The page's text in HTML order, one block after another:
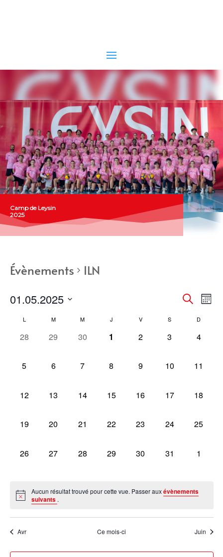
Camp de Leysin
2025
Évènements 1LN
Recherche
de
Mois
01.05.2025
date.
Calendrier
de
L M M J V S D
0
28
0
29
0
30
0
1
0
2
0
3
0
4
0
5
0
6
0
7
0
8
0
9
0
10
0
11
0
12
0
13
0
14
0
15
0
16
0
17
0
18
0
19
0
20
0
21
0
22
0
23
0
24
0
25
0
26
0
27
0
28
0
29
0
30
0
31
0
1
Aucun résultat trouvé pour cette vue. Passer auxévènements
suivants .
Avr Ce mois-ci Juin